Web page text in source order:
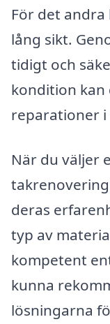
För det
lång sikt.
tidigt och
kondition kan
reparationer
När du väljer
deras
typ av
kompetent
kunna
lösningarna